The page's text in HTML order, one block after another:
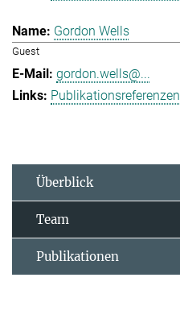
Gordon Wells
Guest
gordon.wells@...
Publikationsreferenzen
Überblick
Team
Publikationen